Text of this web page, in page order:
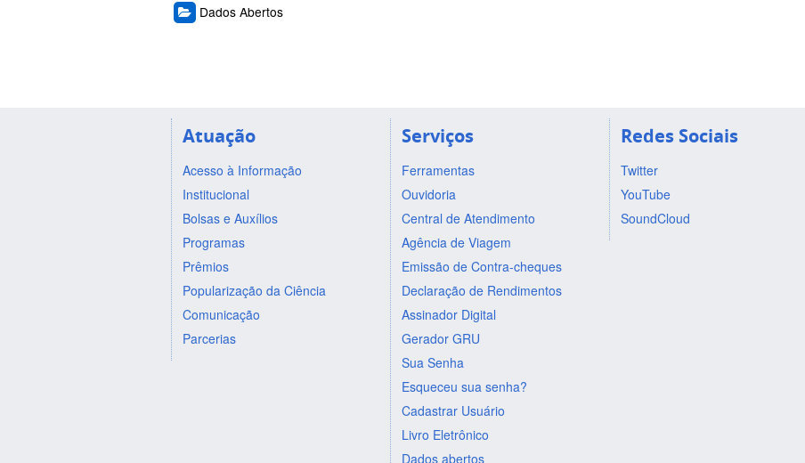
Dados Abertos
Atuação
Acesso à Informação
Institucional
Bolsas e Auxílios
Programas
Prêmios
Popularização da Ciência
Comunicação
Parcerias
Serviços
Ferramentas
Ouvidoria
Central de Atendimento
Agência de Viagem
Emissão de Contra-cheques
Declaração de Rendimentos
Assinador Digital
Gerador GRU
Sua Senha
Esqueceu sua senha?
Cadastrar Usuário
Livro Eletrônico
Dados abertos
Redes Sociais
Twitter
YouTube
SoundCloud